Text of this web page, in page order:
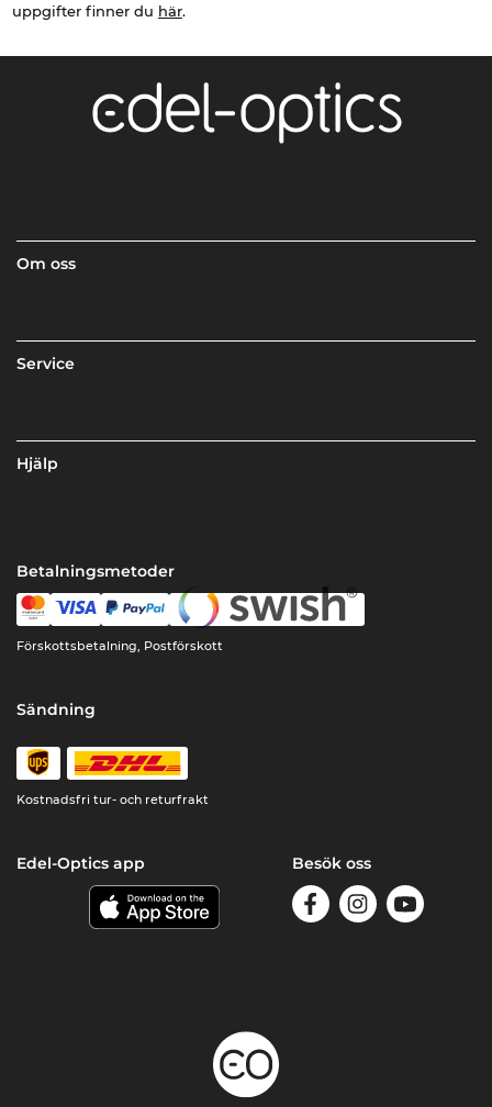
uppgifter finner du här.
Om oss
Service
Hjälp
Betalningsmetoder
Förskottsbetalning, Postförskott
Sändning
Kostnadsfri tur- och returfrakt
Edel-Optics app Besök oss